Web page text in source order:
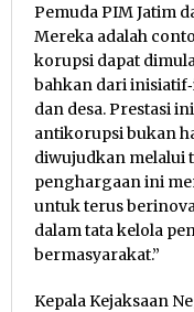
Pemuda PIM Jatim
Mereka adalah
korupsi dapat
bahkan dari
dan desa. Prestasi
antikorupsi bukan
diwujudkan melalui
penghargaan ini
untuk terus
dalam tata kelola
bermasyarakat.”
Kepala Kejaksaan